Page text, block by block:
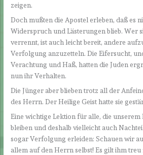
zeigen.
Doch mußten die Apostel erleben, daß es
Widerspruch und Lästerungen blieb. Wer
verrennt, ist auch leicht bereit, andere
Verfolgung anzuzetteln. Die Eifersucht,
Verachtung und Haß, hatten die Juden
nun ihr Verhalten.
Die Jünger aber blieben trotz all der
des Herrn. Der Heilige Geist hatte sie
Eine wichtige Lektion für alle, die unserem
bleiben und deshalb vielleicht auch
sogar Verfolgung erleiden: Schauen wir
allem auf den Herrn selbst! Es gilt ihm